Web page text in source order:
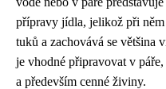
přípravy jídla, jelikož při
tuků a zachovává se většina
je vhodné připravovat v
a především cenné živiny.